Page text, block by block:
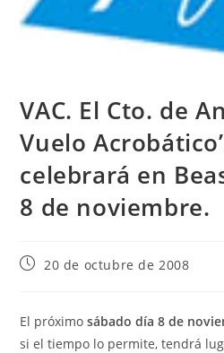
VAC. El Cto. de
Vuelo
celebrará en
8 de noviembre.
20 de octubre de 2008
El próximosábado día 8 de
si el tiempo lo permite, tendrá